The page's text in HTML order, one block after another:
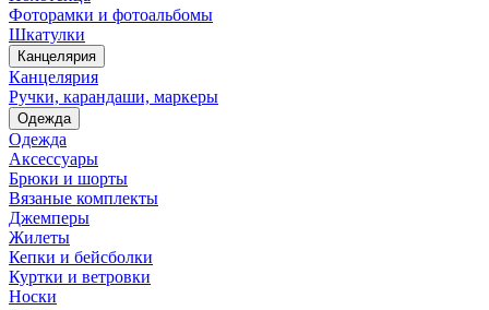
Фоторамки и фотоальбомы
Шкатулки
Канцелярия
Канцелярия
Ручки, карандаши, маркеры
Одежда
Одежда
Аксессуары
Брюки и шорты
Вязаные комплекты
Джемперы
Жилеты
Кепки и бейсболки
Куртки и ветровки
Носки